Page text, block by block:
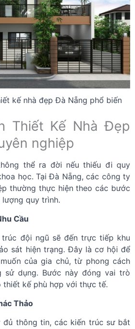
kế nhà đẹp Đà Nẵng phổ biến
Thiết Kế Nhà Đẹp
nghiệp
thể ra đời nếu thiếu đi quy
học. Tại Đà Nẵng, các công ty
thường thực hiện theo các bước
quy trình.
Cầu
đội ngũ sẽ đến trực tiếp khu
sát hiện trạng. Đây là cơ hội để
của gia chủ, từ phong cách
sử dụng. Bước này đóng vai trò
thiết kế phù hợp với thực tế.
Thảo
đủ thông tin, các kiến ​​trúc sư bắt